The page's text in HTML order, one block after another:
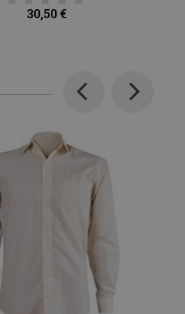
30,50 €
Previous Next